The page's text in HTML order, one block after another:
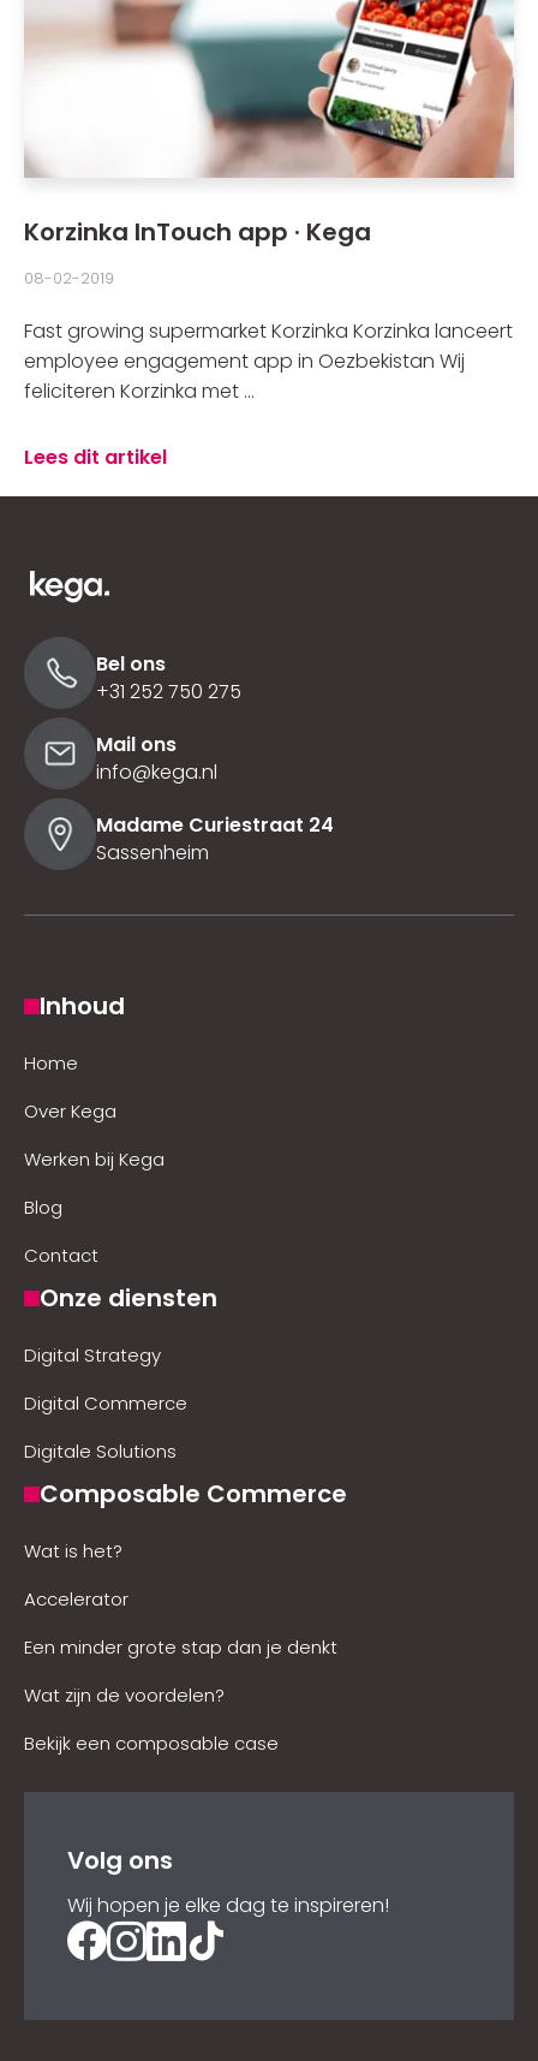
Korzinka InTouch app · Kega
08-02-2019
Fast growing supermarket Korzinka Korzinka lanceert
employee engagement app in Oezbekistan Wij
feliciteren Korzinka met ...
Lees dit artikel
Bel ons
+31 252 750 275
Mail ons
info@kega.nl
Madame Curiestraat 24
Sassenheim
Inhoud
Home
Over Kega
Werken bij Kega
Blog
Contact
Onze diensten
Digital Strategy
Digital Commerce
Digitale Solutions
Composable Commerce
Wat is het?
Accelerator
Een minder grote stap dan je denkt
Wat zijn de voordelen?
Bekijk een composable case
Volg ons
Wij hopen je elke dag te inspireren!